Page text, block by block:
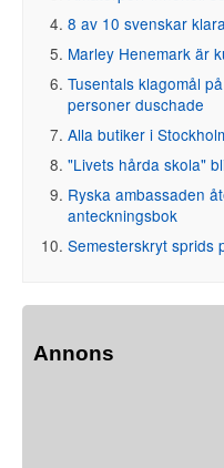
8 av 10 svenskar
Marley Henemark är
Tusentals klagomål
personer duschade
Alla butiker i
"Livets hårda skola"
Ryska ambassaden
anteckningsbok
Semesterskryt sprids
Annons